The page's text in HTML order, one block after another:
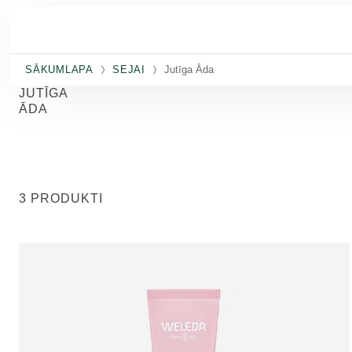
SĀKUMLAPA SEJAI Jutīga Āda
JUTĪGA
ĀDA
3 PRODUKTI